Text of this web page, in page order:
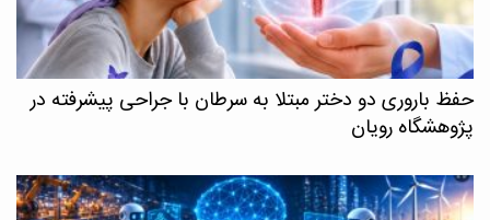
حفظ باروری دو دختر مبتلا به سرطان با جراحی پیشرفته در
پژوهشگاه رویان